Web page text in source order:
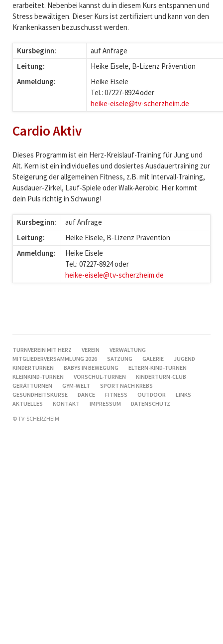
erarbeitet. Nebenbei kannst du in diesem Kurs entspannen und
Stress bewältigen. Dieser Kurs ist zertifiziert und kann von den
Krankenkassen bezuschusst werden.
Kursbeginn:
auf Anfrage
Leitung:
Heike Eisele, B-Lizenz Prävention
Anmeldung:
Heike Eisele
Tel.: 07227-8924 oder
heike-eisele@tv-scherzheim.de
Cardio Aktiv
Dieses Programm ist ein Herz-Kreislauf-Training für Jung und
Alt. Kern ist ein individuelles und dosiertes Ausdauertraining zur
Steigerung der allgemeinen Fitness, z.B. mit Intervall-Training,
Ausdauer-Zirkel, Lauf-Spiele oder Walk-Aerobic. Hier kommt
dein Puls richtig in Schwung!
Kursbeginn:
auf Anfrage
Leitung:
Heike Eisele, B-Lizenz Prävention
Anmeldung:
Heike Eisele
Tel.: 07227-8924 oder
heike-eisele@tv-scherzheim.de
NAVIGATION
ÜBERSPRINGEN
TURNVEREIN MIT HERZ VEREIN
VERWALTUNG
MITGLIEDERVERSAMMLUNG 2026
SATZUNG GALERIE
JUGEND
KINDERTURNEN
BABYS IN BEWEGUNG
ELTERN-KIND-TURNEN
KLEINKIND-TURNEN
VORSCHUL-TURNEN
KINDERTURN-CLUB
GERÄTTURNEN
GYM-WELT
SPORT NACH KREBS
GESUNDHEITSKURSE
DANCE FITNESS OUTDOOR
LINKS
AKTUELLES
KONTAKT IMPRESSUM
DATENSCHUTZ
© TV-SCHERZHEIM